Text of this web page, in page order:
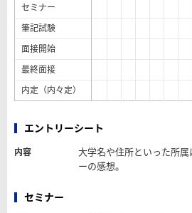
セミナー
筆記試験
面接開始
最終面接
内定（内々定）
エントリーシート
内容
大学名や住所といった所
ーの感想。
セミナー